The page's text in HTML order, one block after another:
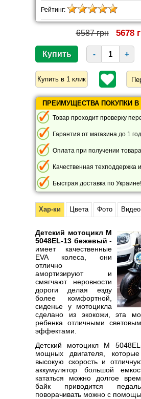
Рейтинг:
6587 грн 5678
- +
ПРЕИМУЩЕСТВА ПОКУПКИ В
Товар проходит проверку
Гарантия от магазина до 1
Оплата при получении
Качественная техподдержка
Быстрая доставка по Украине!
Хар-ки Цвета Фото Видео
Детский мотоцикл M
5048EL-13 бежевый -
имеет качественные
EVA колеса, они
отлично
амортизируют и
смягчают неровности
дороги делая езду
более комфортной,
сиденье у мотоцикла
сделано из экокожи, эта
ребенка отличными
эффектами.
Детский мотоцикл M
мощных двигателя,
высокую скорость и
аккумулятор большой
кататься можно долгое
байк приводится
поворачивать можно с